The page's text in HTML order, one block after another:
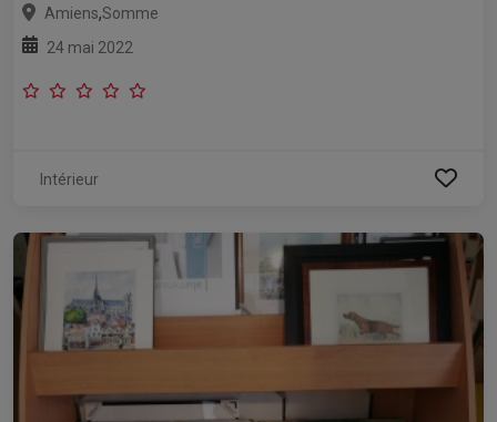
Amiens,Somme
24 mai 2022
Intérieur